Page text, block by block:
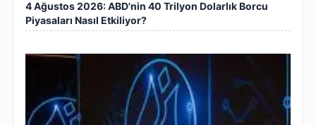
4 Ağustos 2026: ABD'nin 40 Trilyon Dolarlık Borcu
Piyasaları Nasıl Etkiliyor?